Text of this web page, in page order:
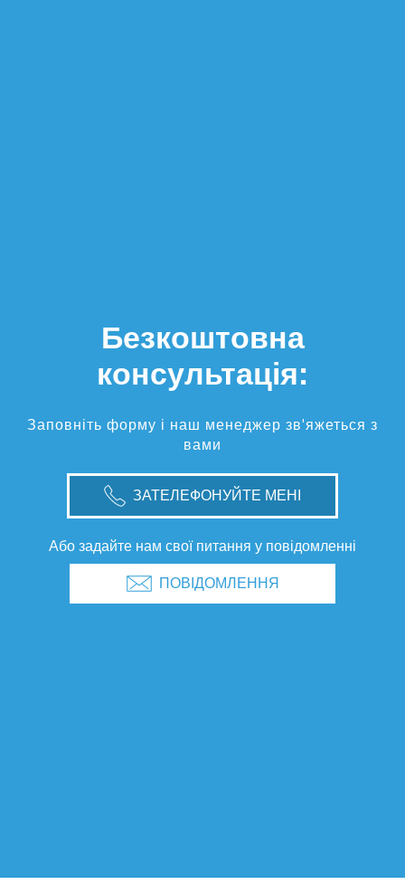
Безкоштовна
консультація:
Заповніть форму і наш менеджер зв'яжеться з
вами
ЗАТЕЛЕФОНУЙТЕ МЕНІ
Або задайте нам свої питання у повідомленні
ПОВІДОМЛЕННЯ